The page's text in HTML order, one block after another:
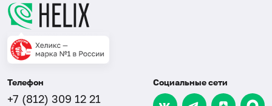
Телефон
+7 (812) 309 12 21
Социальные сети